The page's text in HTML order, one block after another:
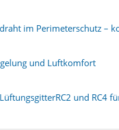
im Perimeterschutz –
und Luftkomfort
und RC4